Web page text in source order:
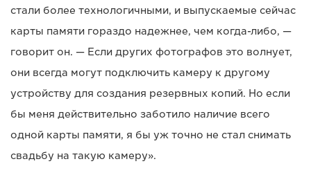
стали более технологичными, и выпускаемые сейчас
карты памяти гораздо надежнее, чем когда-либо, —
говорит он. — Если других фотографов это волнует,
они всегда могут подключить камеру к другому
устройству для создания резервных копий. Но если
бы меня действительно заботило наличие всего
одной карты памяти, я бы уж точно не стал снимать
свадьбу на такую камеру».